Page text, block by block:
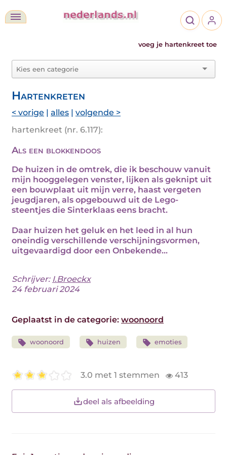
voeg je hartenkreet toe
Hartenkreten
< vorige | alles | volgende >
hartenkreet (nr. 6.117):
Als een blokkendoos
De huizen in de omtrek, die ik beschouw vanuit
mijn hooggelegen venster, lijken als geknipt uit
een bouwplaat uit mijn verre, haast vergeten
jeugdjaren, als opgebouwd uit de Lego-
steentjes die Sinterklaas eens bracht.
Daar huizen het geluk en het leed in al hun
oneindig verschillende verschijningsvormen,
uitgevaardigd door een Onbekende...
Schrijver: I.Broeckx
24 februari 2024
Geplaatst in de categorie: woonoord
woonoord huizen emoties
3.0 met 1 stemmen 413
deel als afbeelding